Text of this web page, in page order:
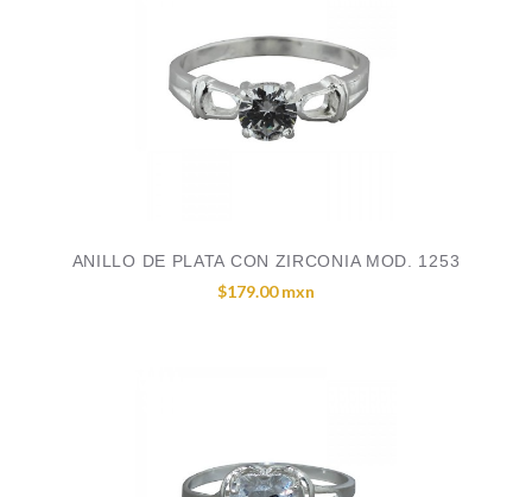
ANILLO DE PLATA CON ZIRCONIA MOD. 1253
$179.00 mxn